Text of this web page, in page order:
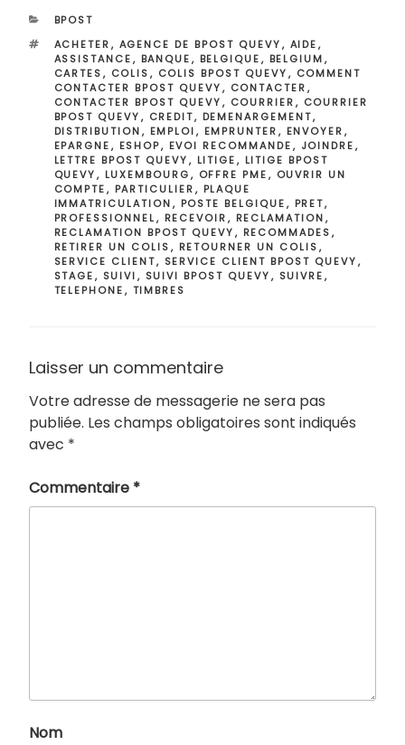
CATÉGORIES
BPOST
ÉTIQUETTES
ACHETER, AGENCE DE BPOST QUEVY, AIDE,
ASSISTANCE, BANQUE, BELGIQUE, BELGIUM,
CARTES, COLIS, COLIS BPOST QUEVY, COMMENT
CONTACTER BPOST QUEVY, CONTACTER,
CONTACTER BPOST QUEVY, COURRIER, COURRIER
BPOST QUEVY, CREDIT, DEMENARGEMENT,
DISTRIBUTION, EMPLOI, EMPRUNTER, ENVOYER,
EPARGNE, ESHOP, EVOI RECOMMANDE, JOINDRE,
LETTRE BPOST QUEVY, LITIGE, LITIGE BPOST
QUEVY, LUXEMBOURG, OFFRE PME, OUVRIR UN
COMPTE, PARTICULIER, PLAQUE
IMMATRICULATION, POSTE BELGIQUE, PRET,
PROFESSIONNEL, RECEVOIR, RECLAMATION,
RECLAMATION BPOST QUEVY, RECOMMADES,
RETIRER UN COLIS, RETOURNER UN COLIS,
SERVICE CLIENT, SERVICE CLIENT BPOST QUEVY,
STAGE, SUIVI, SUIVI BPOST QUEVY, SUIVRE,
TELEPHONE, TIMBRES
Laisser un commentaire
Votre adresse de messagerie ne sera pas
publiée. Les champs obligatoires sont indiqués
avec *
Commentaire *
Nom